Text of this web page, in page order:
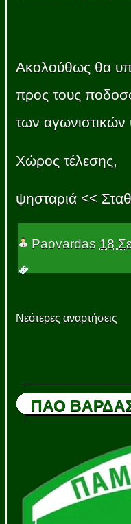
Ακολούθως θα
προς τους
των
Χώρος τέλεσης,
ψησταριά <<
Paovardas 18
Νεότερες αναρτήσεις
ΠΑΟ